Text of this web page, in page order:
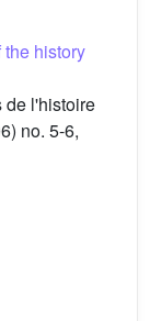
the history
de l'histoire
no. 5-6,